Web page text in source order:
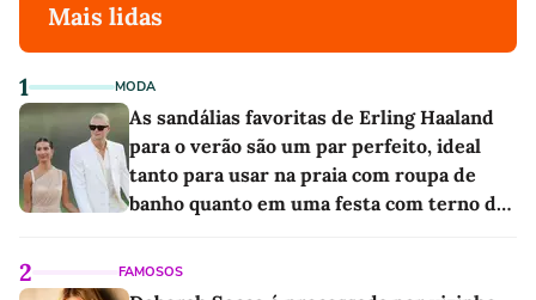
Mais lidas
1 MODA
As sandálias favoritas de Erling Haaland
para o verão são um par perfeito, ideal
tanto para usar na praia com roupa de
banho quanto em uma festa com terno de
2 FAMOSOS